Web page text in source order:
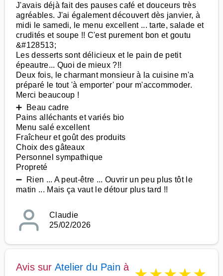
J'avais déjà fait des pauses café et douceurs très
agréables. J'ai également découvert dès janvier, à
midi le samedi, le menu excellent ... tarte, salade et
crudités et soupe !! C'est purement bon et goutu
&#128513;
Les desserts sont délicieux et le pain de petit
épeautre... Quoi de mieux ?!!
Deux fois, le charmant monsieur à la cuisine m'a
préparé le tout 'à emporter' pour m'accommoder.
Merci beaucoup !
➕ Beau cadre
Pains alléchants et variés bio
Menu salé excellent
Fraîcheur et goût des produits
Choix des gâteaux
Personnel sympathique
Propreté
➖ Rien ... A peut-être ... Ouvrir un peu plus tôt le
matin ... Mais ça vaut le détour plus tard !!
Claudie
25/02/2026
Avis sur Atelier du Pain à